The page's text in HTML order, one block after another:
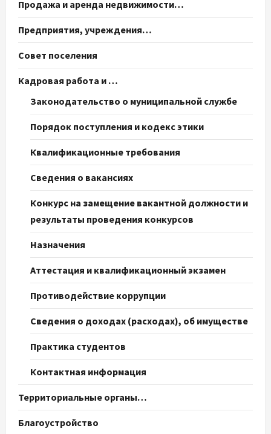
Продажа и аренда недвижимости…
Предприятия, учреждения…
Совет поселения
Кадровая работа и …
Законодательство о муниципальной службе
Порядок поступления и кодекс этики
Квалификационные требования
Сведения о вакансиях
Конкурс на замещение вакантной должности и
результаты проведения конкурсов
Назначения
Аттестация и квалификационный экзамен
Противодействие коррупции
Сведения о доходах (расходах), об имуществе
Практика студентов
Контактная информация
Территориальные органы…
Благоустройство